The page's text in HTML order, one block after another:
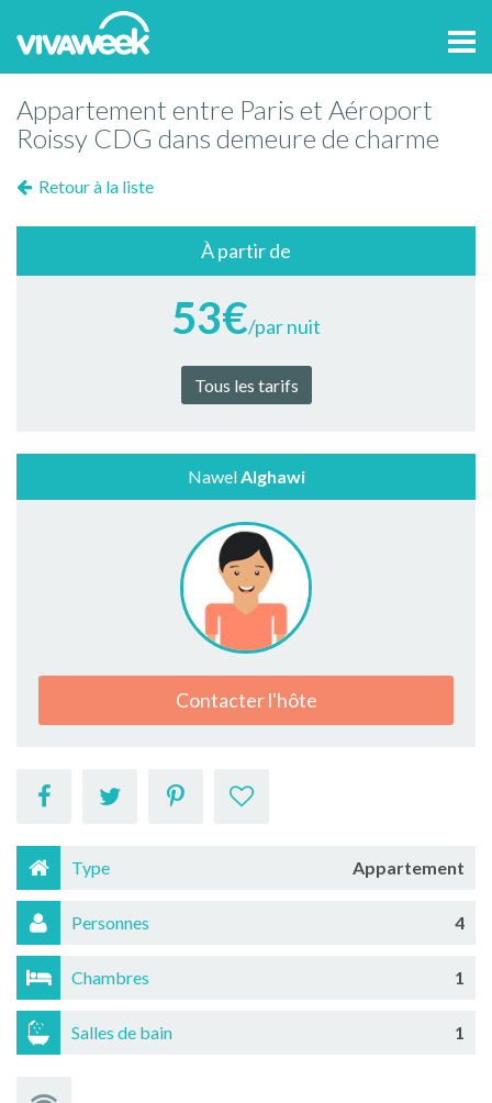
Appartement entre Paris et Aéroport
Roissy CDG dans demeure de charme
Retour à la liste
À partir de
53€/par nuit
Tous les tarifs
NawelAlghawi
Contacter l'hôte
Type Appartement
Personnes 4
Chambres 1
Salles de bain 1